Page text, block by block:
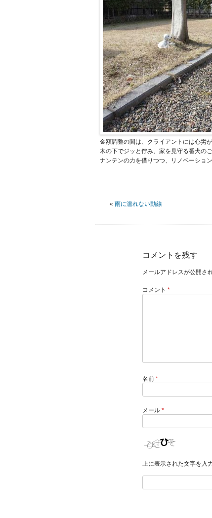
金額調整の間は、クライアントには心労
木の下でジッと佇み、家を見守る番犬の
ナンテンの力を借りつつ、リノベーショ
« 雨に濡れない動線
コメントを残す
メールアドレスが公開さ
コメント *
名前 *
メール *
上に表示された文字を入